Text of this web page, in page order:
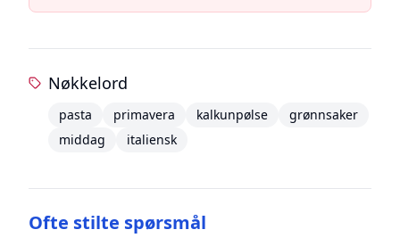
Nøkkelord
pasta primavera kalkunpølse
grønnsaker
middag
italiensk
Ofte stilte spørsmål